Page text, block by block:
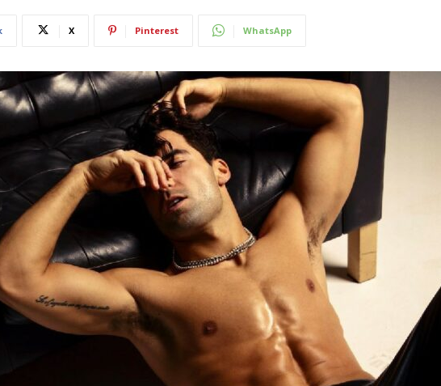
X Pinterest WhatsApp